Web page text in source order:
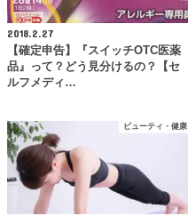
2018.2.27
【確定申告】『スイッチOTC医薬
品』って？どう見分けるの？【セ
ルフメディ…
ビューティ・健康